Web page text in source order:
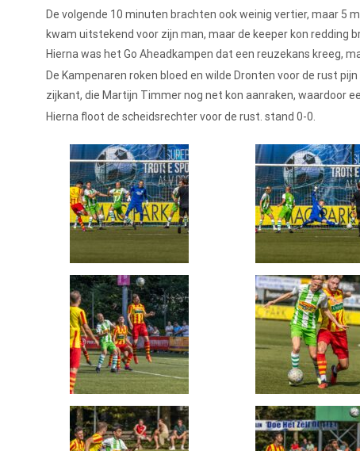
De volgende 10 minuten brachten ook weinig vertier, maar 5
kwam uitstekend voor zijn man, maar de keeper kon redding
Hierna was het Go Aheadkampen dat een reuzekans kreeg,
De Kampenaren roken bloed en wilde Dronten voor de rust
zijkant, die Martijn Timmer nog net kon aanraken, waardoor
Hierna floot de scheidsrechter voor de rust. stand 0-0.